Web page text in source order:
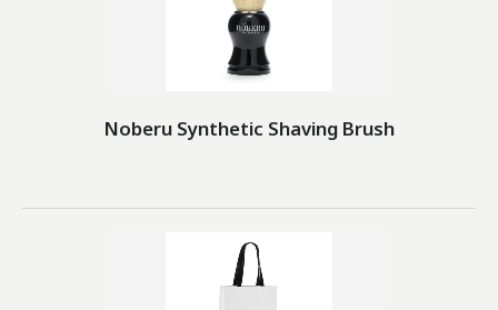
Noberu Synthetic Shaving Brush